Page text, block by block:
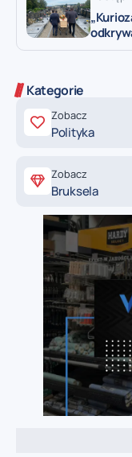
Kategorie
Zobacz
Polityka
Zobacz
Bruksela